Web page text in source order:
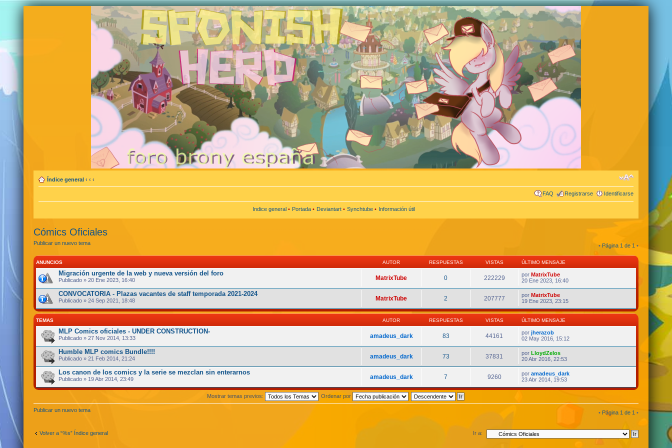
Índice general ‹ ‹ ‹
FAQ Registrarse Identificarse
Indice general • Portada • Deviantart • Synchtube • Información útil
Cómics Oficiales
Publicar un nuevo tema • Página 1 de 1 •
ANUNCIOS AUTOR RESPUESTAS VISTAS ÚLTIMO MENSAJE
Migración urgente de la web y nueva versión del foro
Publicado » 20 Ene 2023, 16:40 MatrixTube 0 222229 por MatrixTube
20 Ene 2023, 16:40
CONVOCATORIA - Plazas vacantes de staff temporada 2021-2024
Publicado » 24 Sep 2021, 18:48 MatrixTube 2 207777 por MatrixTube
19 Ene 2023, 23:15
TEMAS AUTOR RESPUESTAS VISTAS ÚLTIMO MENSAJE
MLP Comics oficiales - UNDER CONSTRUCTION-
Publicado » 27 Nov 2014, 13:33 amadeus_dark 83 44161 por jherazob
02 May 2016, 15:12
Humble MLP comics Bundle!!!!
Publicado » 21 Feb 2014, 21:24 amadeus_dark 73 37831 por LloydZelos
20 Abr 2016, 22:53
Los canon de los comics y la serie se mezclan sin enterarnos
Publicado » 19 Abr 2014, 23:49 amadeus_dark 7 9260 por amadeus_dark
23 Abr 2014, 19:53
Mostrar temas previos: Ordenar por
Publicar un nuevo tema • Página 1 de 1 •
Volver a “%s” Índice general Ir a: